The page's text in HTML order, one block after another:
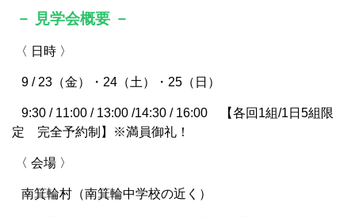
－ 見学会概要 －
〈 日時 〉
9 / 23（金）・24（土）・25（日）
9:30 / 11:00 / 13:00 /14:30 / 16:00 【各回1組/1日5組限
定 完全予約制】※満員御礼！
〈 会場 〉
南箕輪村（南箕輪中学校の近く）